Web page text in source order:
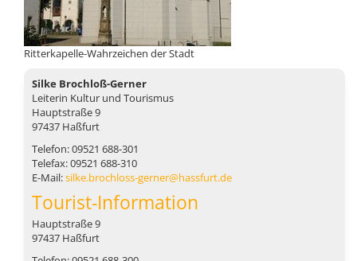
Ritterkapelle-Wahrzeichen der Stadt
Silke Brochloß-Gerner
Leiterin Kultur und Tourismus
Hauptstraße 9
97437 Haßfurt
Telefon: 09521 688-301
Telefax: 09521 688-310
E-Mail:silke.brochloss-gerner@hassfurt.de
Tourist-Information
Hauptstraße 9
97437 Haßfurt